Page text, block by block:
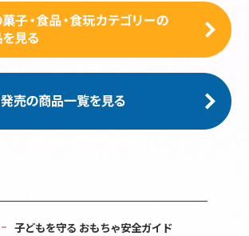
子どもを守る おもちゃ安全ガイド